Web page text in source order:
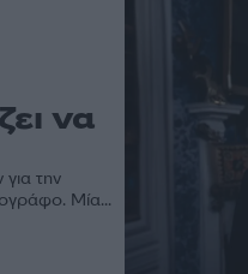
να
την
Μία...